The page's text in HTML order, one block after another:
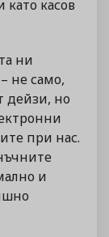
касов
ни
не само,
дейзи, но
при нас.
и